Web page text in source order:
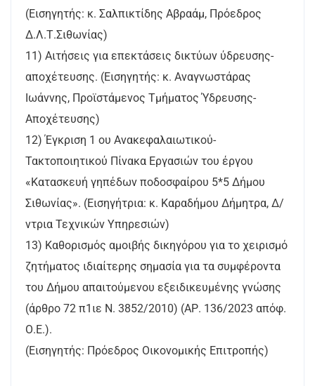
(Εισηγητής: κ. Σαλπικτίδης Αβραάμ, Πρόεδρος
Δ.Λ.Τ.Σιθωνίας)
11) Αιτήσεις για επεκτάσεις δικτύων ύδρευσης-
αποχέτευσης. (Εισηγητής: κ. Αναγνωστάρας
Ιωάννης, Προϊστάμενος Τμήματος Ύδρευσης-
Αποχέτευσης)
12) Έγκριση 1 ου Ανακεφαλαιωτικού-
Τακτοποιητικού Πίνακα Εργασιών του έργου
«Κατασκευή γηπέδων ποδοσφαίρου 5*5 Δήμου
Σιθωνίας». (Εισηγήτρια: κ. Καραδήμου Δήμητρα, Δ/
ντρια Τεχνικών Υπηρεσιών)
13) Καθορισμός αμοιβής δικηγόρου για το χειρισμό
ζητήματος ιδιαίτερης σημασία για τα συμφέροντα
του Δήμου απαιτούμενου εξειδικευμένης γνώσης
(άρθρο 72 π1ιε Ν. 3852/2010) (ΑΡ. 136/2023 απόφ.
Ο.Ε.).
(Εισηγητής: Πρόεδρος Οικονομικής Επιτροπής)